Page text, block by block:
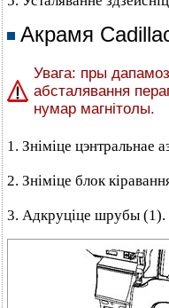
Акрамя
Увага: пры
абсталявання
нумар магнітолы.
1. Зніміце цэнтральнае
2. Зніміце блок
3. Адкруціце шрубы (1).